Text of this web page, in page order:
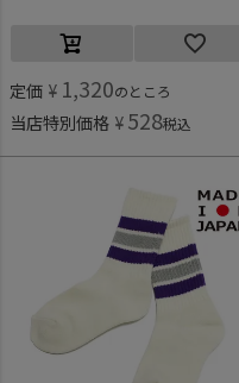
定価 ¥ 1,320のところ
当店特別価格 ¥ 528税込